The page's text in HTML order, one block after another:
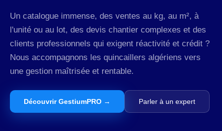
Un catalogue immense, des ventes au kg, au m², à
l'unité ou au lot, des devis chantier complexes et des
clients professionnels qui exigent réactivité et crédit ?
Nous accompagnons les quincaillers algériens vers
une gestion maîtrisée et rentable.
Découvrir GestiumPRO → Parler à un expert